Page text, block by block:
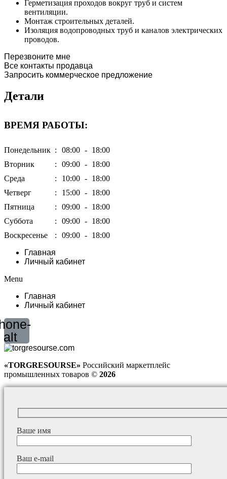
Герметизация проходов вокруг труб и систем
вентиляции.
Монтаж строительных деталей.
Изоляция водопроводных труб и каналов электрических
проводов.
Перезвоните мне
Все контакты продавца
Запросить коммерческое предложение
Детали
ВРЕМЯ РАБОТЫ:
Понедельник : 08:00 - 18:00
Вторник
: 09:00 - 18:00
Среда
: 10:00 - 18:00
Четверг
: 15:00 - 18:00
Пятница
: 09:00 - 18:00
Суббота
: 09:00 - 18:00
Воскресенье
: 09:00 - 18:00
Главная
Личный кабинет
Menu
Главная
Личный кабинет
alt
«TORGRESOURSE» Российский маркетплейс
промышленных товаров © 2026
Ваше имя
Ваш e-mail